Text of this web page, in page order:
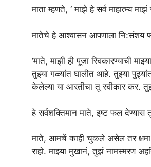
माता म्हणते, ‘ माझे हे सर्व माहात्म्य
मातेचे हे आश्वासन आपणाला नि:संशय
‘माते, माझी ही पूजा स्विकारण्याची
तुझ्या गळ्यांत घालीत आहे. तुझ्या
केलेल्या या आरतीचा तू स्वीकार कर.
हे सर्वशक्तिमान माते, इष्ट फल
माते, आमचें काही चुकले असेल तर क्षमा
राहो. माझ्या मुखानं, तुझं नामस्मरण